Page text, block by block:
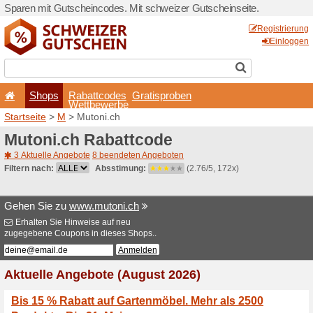
Sparen mit
Shops
Startseite>M> Mutoni.ch